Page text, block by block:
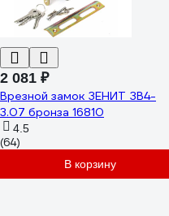
2 081 ₽
Врезной замок ЗЕНИТ ЗВ4-
3.07 бронза 16810
4.5
(64)
В корзину